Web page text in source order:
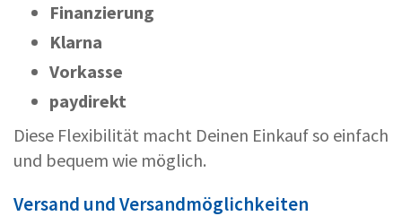
Finanzierung
Klarna
Vorkasse
paydirekt
Diese Flexibilität macht Deinen Einkauf so einfach
und bequem wie möglich.
Versand und Versandmöglichkeiten